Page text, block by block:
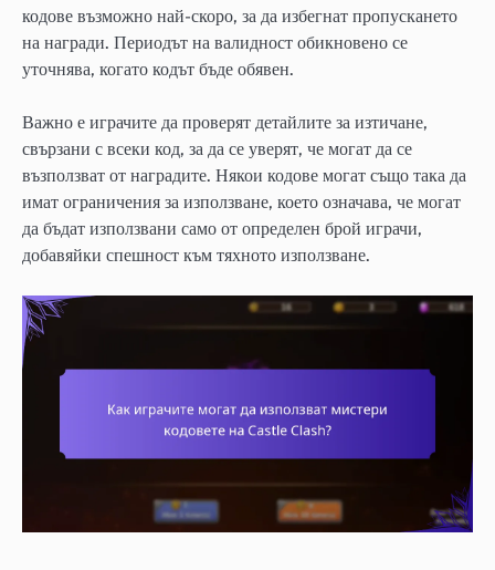
кодове възможно най-скоро, за да избегнат пропускането
на награди. Периодът на валидност обикновено се
уточнява, когато кодът бъде обявен.
Важно е играчите да проверят детайлите за изтичане,
свързани с всеки код, за да се уверят, че могат да се
възползват от наградите. Някои кодове могат също така да
имат ограничения за използване, което означава, че могат
да бъдат използвани само от определен брой играчи,
добавяйки спешност към тяхното използване.